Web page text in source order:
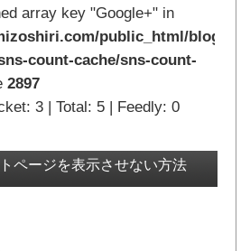
array key "Google+" in
public_html/
count-cache/sns-count-
2897
3 | Total: 5 | Feedly: 0
ページを表示させない方法